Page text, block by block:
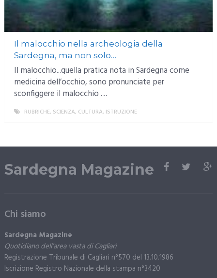
Il malocchio nella archeologia della
Sardegna, ma non solo…
Il malocchio...quella pratica nota in Sardegna come
medicina dell’occhio, sono pronunciate per
sconfiggere il malocchio …
RUBRICHE, SCIENZA, CULTURA, ISTRUZIONE
Sardegna Magazine
Chi siamo
Sardegna Magazine
Quotidiano dell’area vasta di Cagliari
Registrazione Tribunale di Cagliari n°570 del 13.10.1986
Iscrizione Registro Nazionale della stampa n°3420